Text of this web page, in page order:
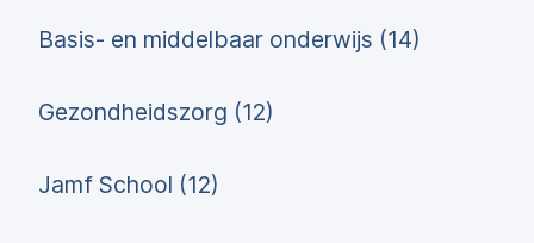
Basis- en middelbaar onderwijs (14)
Gezondheidszorg (12)
Jamf School (12)